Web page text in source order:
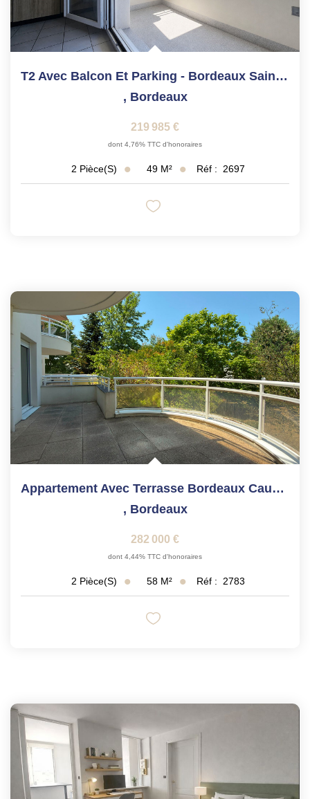
T2 Avec Balcon Et Parking - Bordeaux Saint-Louis
, Bordeaux
219 985 €
dont 4,76% TTC d'honoraires
2 Pièce(s) 49 M² Réf : 2697
Appartement Avec Terrasse Bordeaux Caudéran 2 Pièce(s)...
, Bordeaux
282 000 €
dont 4,44% TTC d'honoraires
2 Pièce(s) 58 M² Réf : 2783